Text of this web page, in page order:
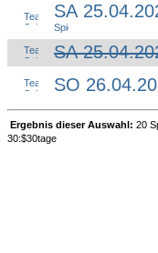
SA
SA
SO
Ergebnis dieser Auswahl: 20
30:$30tage